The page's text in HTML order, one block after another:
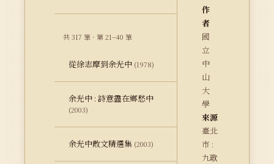
共 317 筆 · 第 21–40 筆
從徐志摩到余光中 (1978)
余光中 : 詩意盡在鄉愁中
(2003)
余光中散文精選集 (2003)
作
者
國
立
中
山
大
學
來源
臺北
市 :
九歌